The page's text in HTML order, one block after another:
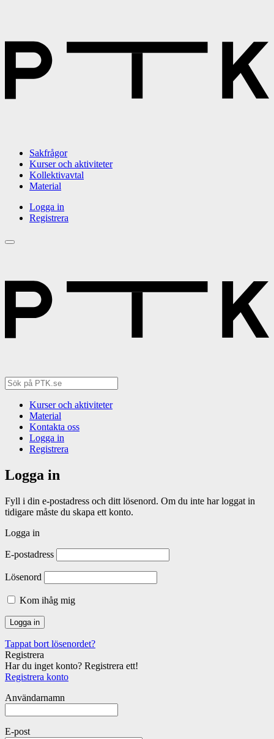
Sakfrågor
Kurser och aktiviteter
Kollektivavtal
Material
Logga in
Registrera
Kurser och aktiviteter
Material
Kontakta oss
Logga in
Registrera
Logga in
Fyll i din e-postadress och ditt lösenord. Om du inte har loggat in
tidigare måste du skapa ett konto.
Logga in
E-postadress
Lösenord
Kom ihåg mig
Tappat bort lösenordet?
Registrera
Har du inget konto? Registrera ett!
Registrera konto
Användarnamn
E-post